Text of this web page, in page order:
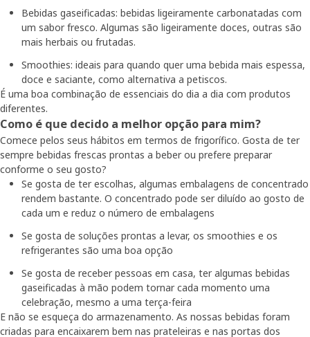
Bebidas gaseificadas: bebidas ligeiramente carbonatadas com
um sabor fresco. Algumas são ligeiramente doces, outras são
mais herbais ou frutadas.
Smoothies: ideais para quando quer uma bebida mais espessa,
doce e saciante, como alternativa a petiscos.
É uma boa combinação de essenciais do dia a dia com produtos
diferentes.
Como é que decido a melhor opção para mim?
Comece pelos seus hábitos em termos de frigorífico. Gosta de ter
sempre bebidas frescas prontas a beber ou prefere preparar
conforme o seu gosto?
Se gosta de ter escolhas, algumas embalagens de concentrado
rendem bastante. O concentrado pode ser diluído ao gosto de
cada um e reduz o número de embalagens
Se gosta de soluções prontas a levar, os smoothies e os
refrigerantes são uma boa opção
Se gosta de receber pessoas em casa, ter algumas bebidas
gaseificadas à mão podem tornar cada momento uma
celebração, mesmo a uma terça-feira
E não se esqueça do armazenamento. As nossas bebidas foram
criadas para encaixarem bem nas prateleiras e nas portas dos